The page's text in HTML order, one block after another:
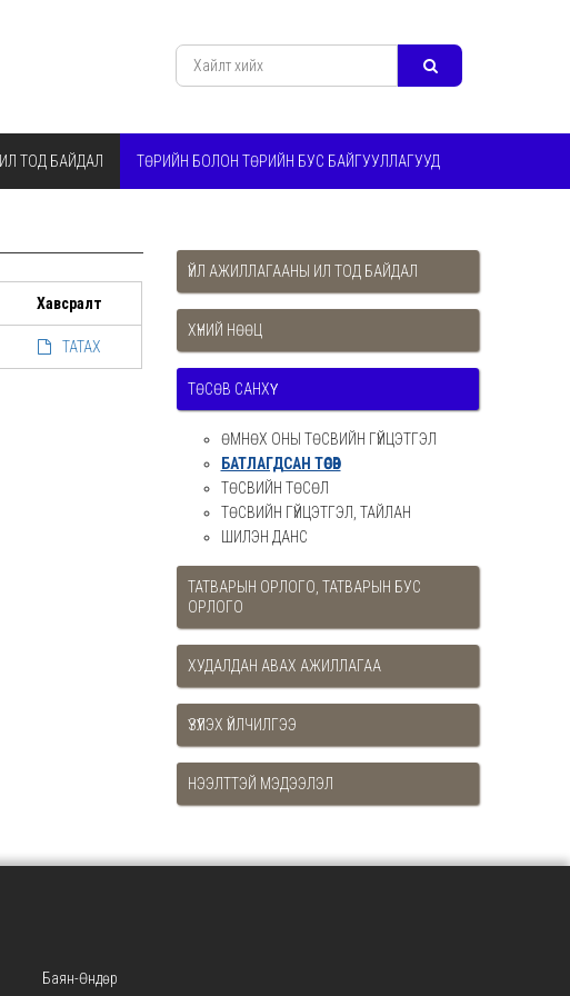
ИЛ ТОД БАЙДАЛ ТӨРИЙН БОЛОН ТӨРИЙН БУС БАЙГУУЛЛАГУУД
Хавсралт
ТАТАХ
ҮЙЛ АЖИЛЛАГААНЫ ИЛ ТОД БАЙДАЛ
ХҮНИЙ НӨӨЦ
ТӨСӨВ САНХҮҮ
ӨМНӨХ ОНЫ ТӨСВИЙН ГҮЙЦЭТГЭЛ
БАТЛАГДСАН ТӨСӨВ
ТӨСВИЙН ТӨСӨЛ
ТӨСВИЙН ГҮЙЦЭТГЭЛ, ТАЙЛАН
ШИЛЭН ДАНС
ТАТВАРЫН ОРЛОГО, ТАТВАРЫН БУС
ОРЛОГО
ХУДАЛДАН АВАХ АЖИЛЛАГАА
ҮЗҮҮЛЭХ ҮЙЛЧИЛГЭЭ
НЭЭЛТТЭЙ МЭДЭЭЛЭЛ
Баян-Өндөр